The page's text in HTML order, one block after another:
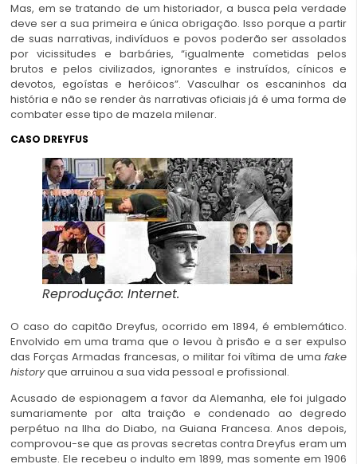
Mas, em se tratando de um historiador, a busca pela verdade
deve ser a sua primeira e única obrigação. Isso porque a partir
de suas narrativas, indivíduos e povos poderão ser assolados
por vicissitudes e barbáries, “igualmente cometidas pelos
brutos e pelos civilizados, ignorantes e instruídos, cínicos e
devotos, egoístas e heróicos”. Vasculhar os escaninhos da
história e não se render às narrativas oficiais já é uma forma de
combater esse tipo de mazela milenar.
CASO DREYFUS
Reprodução: Internet.
O caso do capitão Dreyfus, ocorrido em 1894, é emblemático.
Envolvido em uma trama que o levou à prisão e a ser expulso
das Forças Armadas francesas, o militar foi vítima de uma fake
historyque arruinou a sua vida pessoal e profissional.
Acusado de espionagem a favor da Alemanha, ele foi julgado
sumariamente por alta traição e condenado ao degredo
perpétuo na Ilha do Diabo, na Guiana Francesa. Anos depois,
comprovou-se que as provas secretas contra Dreyfus eram um
embuste. Ele recebeu o indulto em 1899, mas somente em 1906